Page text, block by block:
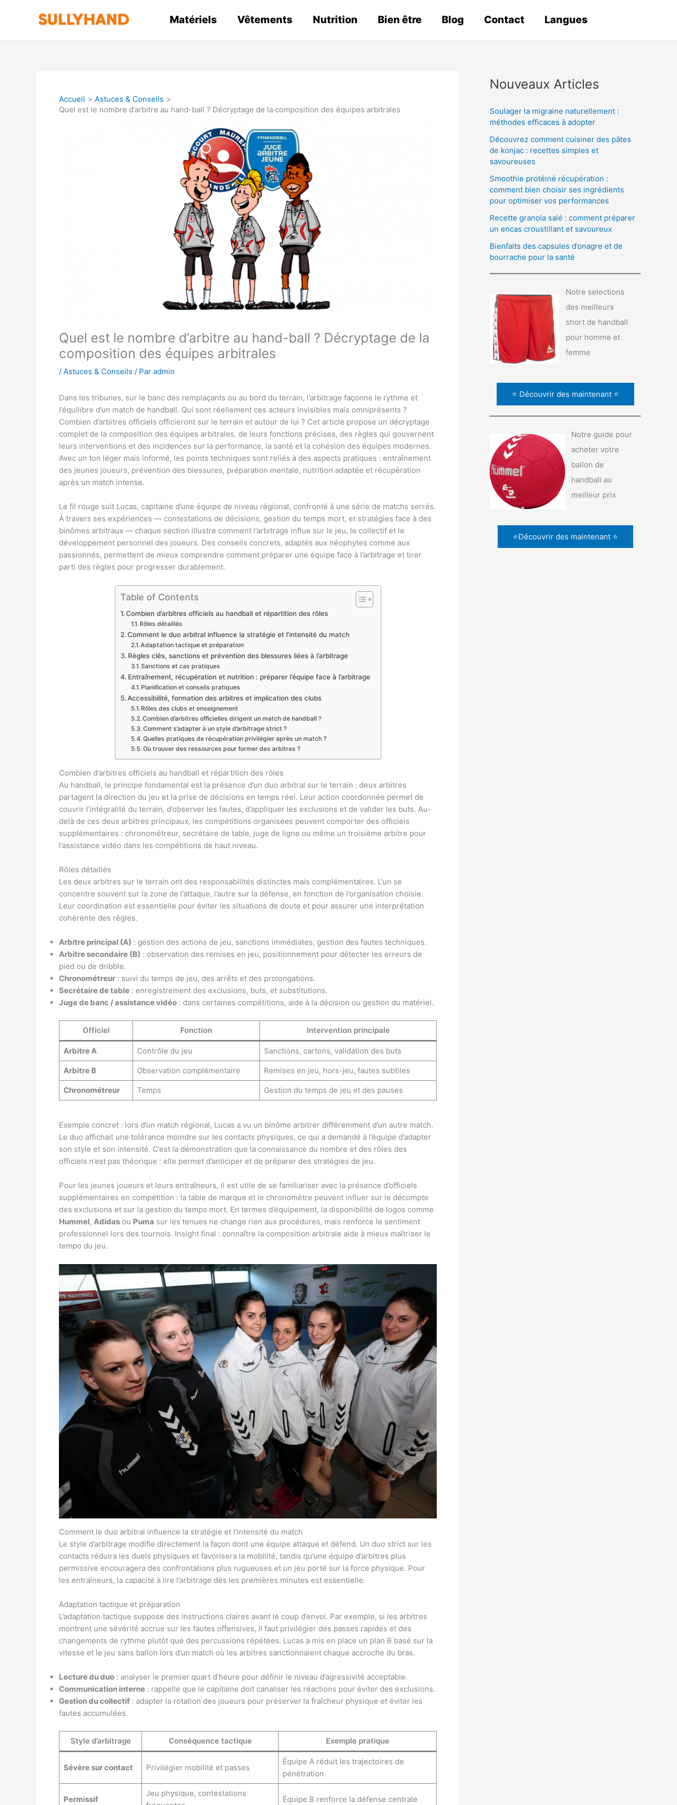
Matériels Vêtements Nutrition Bien être Blog Contact Langues
Accueil
Astuces & Conseils
Quel est le nombre d’arbitre au hand-ball ? Décryptage de la composition des équipes arbitrales
Quel est le nombre d’arbitre au hand-ball ? Décryptage de la
composition des équipes arbitrales
/ Astuces & Conseils / Par admin
Dans les tribunes, sur le banc des remplaçants ou au bord du terrain, l’arbitrage façonne le rythme et
l’équilibre d’un match de handball. Qui sont réellement ces acteurs invisibles mais omniprésents ?
Combien d’arbitres officiels officieront sur le terrain et autour de lui ? Cet article propose un décryptage
complet de la composition des équipes arbitrales, de leurs fonctions précises, des règles qui gouvernent
leurs interventions et des incidences sur la performance, la santé et la cohésion des équipes modernes.
Avec un ton léger mais informé, les points techniques sont reliés à des aspects pratiques : entraînement
des jeunes joueurs, prévention des blessures, préparation mentale, nutrition adaptée et récupération
après un match intense.
Le fil rouge suit Lucas, capitaine d’une équipe de niveau régional, confronté à une série de matchs serrés.
À travers ses expériences — contestations de décisions, gestion du temps mort, et stratégies face à des
binômes arbitraux — chaque section illustre comment l’arbitrage influe sur le jeu, le collectif et le
développement personnel des joueurs. Des conseils concrets, adaptés aux néophytes comme aux
passionnés, permettent de mieux comprendre comment préparer une équipe face à l’arbitrage et tirer
parti des règles pour progresser durablement.
Table of Contents
Combien d’arbitres officiels au handball et répartition des rôles
Rôles détaillés
Comment le duo arbitral influence la stratégie et l’intensité du match
Adaptation tactique et préparation
Règles clés, sanctions et prévention des blessures liées à l’arbitrage
Sanctions et cas pratiques
Entraînement, récupération et nutrition : préparer l’équipe face à l’arbitrage
Planification et conseils pratiques
Accessibilité, formation des arbitres et implication des clubs
Rôles des clubs et enseignement
Combien d’arbitres officielles dirigent un match de handball ?
Comment s’adapter à un style d’arbitrage strict ?
Quelles pratiques de récupération privilégier après un match ?
Où trouver des ressources pour former des arbitres ?
Combien d’arbitres officiels au handball et répartition des rôles
Au handball, le principe fondamental est la présence d’un duo arbitral sur le terrain : deux arbitres
partagent la direction du jeu et la prise de décisions en temps réel. Leur action coordonnée permet de
couvrir l’intégralité du terrain, d’observer les fautes, d’appliquer les exclusions et de valider les buts. Au-
delà de ces deux arbitres principaux, les compétitions organisées peuvent comporter des officiels
supplémentaires : chronométreur, secrétaire de table, juge de ligne ou même un troisième arbitre pour
l’assistance vidéo dans les compétitions de haut niveau.
Rôles détaillés
Les deux arbitres sur le terrain ont des responsabilités distinctes mais complémentaires. L’un se
concentre souvent sur la zone de l’attaque, l’autre sur la défense, en fonction de l’organisation choisie.
Leur coordination est essentielle pour éviter les situations de doute et pour assurer une interprétation
cohérente des règles.
Arbitre principal (A) : gestion des actions de jeu, sanctions immédiates, gestion des fautes techniques.
Arbitre secondaire (B) : observation des remises en jeu, positionnement pour détecter les erreurs de
pied ou de dribble.
Chronométreur : suivi du temps de jeu, des arrêts et des prolongations.
Secrétaire de table : enregistrement des exclusions, buts, et substitutions.
Juge de banc / assistance vidéo : dans certaines compétitions, aide à la décision ou gestion du matériel.
Officiel Fonction Intervention principale
Arbitre A Contrôle du jeu Sanctions, cartons, validation des buts
Arbitre B Observation complémentaire Remises en jeu, hors-jeu, fautes subtiles
Chronométreur Temps Gestion du temps de jeu et des pauses
Exemple concret : lors d’un match régional, Lucas a vu un binôme arbitrer différemment d’un autre match.
Le duo affichait une tolérance moindre sur les contacts physiques, ce qui a demandé à l’équipe d’adapter
son style et son intensité. C’est la démonstration que la connaissance du nombre et des rôles des
officiels n’est pas théorique : elle permet d’anticiper et de préparer des stratégies de jeu.
Pour les jeunes joueurs et leurs entraîneurs, il est utile de se familiariser avec la présence d’officiels
supplémentaires en compétition : la table de marque et le chronomètre peuvent influer sur le décompte
des exclusions et sur la gestion du temps mort. En termes d’équipement, la disponibilité de logos comme
Hummel, Adidas ou Puma sur les tenues ne change rien aux procédures, mais renforce le sentiment
professionnel lors des tournois. Insight final : connaître la composition arbitrale aide à mieux maîtriser le
tempo du jeu.
Comment le duo arbitral influence la stratégie et l’intensité du match
Le style d’arbitrage modifie directement la façon dont une équipe attaque et défend. Un duo strict sur les
contacts réduira les duels physiques et favorisera la mobilité, tandis qu’une équipe d’arbitres plus
permissive encouragera des confrontations plus rugueuses et un jeu porté sur la force physique. Pour
les entraîneurs, la capacité à lire l’arbitrage dès les premières minutes est essentielle.
Adaptation tactique et préparation
L’adaptation tactique suppose des instructions claires avant le coup d’envoi. Par exemple, si les arbitres
montrent une sévérité accrue sur les fautes offensives, il faut privilégier des passes rapides et des
changements de rythme plutôt que des percussions répétées. Lucas a mis en place un plan B basé sur la
vitesse et le jeu sans ballon lors d’un match où les arbitres sanctionnaient chaque accroche du bras.
Lecture du duo : analyser le premier quart d’heure pour définir le niveau d’agressivité acceptable.
Communication interne : rappelle que le capitaine doit canaliser les réactions pour éviter des exclusions.
Gestion du collectif : adapter la rotation des joueurs pour préserver la fraîcheur physique et éviter les
fautes accumulées.
Style d’arbitrage Conséquence tactique Exemple pratique
Sévère sur contact Privilégier mobilité et passes
Équipe A réduit les trajectoires de
pénétration
Permissif
Jeu physique, contestations
Équipe B renforce la défense centrale
Nouveaux Articles
Soulager la migraine naturellement :
méthodes efficaces à adopter
Découvrez comment cuisiner des pâtes
de konjac : recettes simples et
savoureuses
Smoothie protéiné récupération :
comment bien choisir ses ingrédients
pour optimiser vos performances
Recette granola salé : comment préparer
un encas croustillant et savoureux
Bienfaits des capsules d’onagre et de
bourrache pour la santé
Notre selections
des meilleurs
short de handball
pour homme et
femme
⭐ Découvrir des maintenant ⭐
Notre guide pour
acheter votre
ballon de
handball au
meilleur prix
⭐Découvrir des maintenant ⭐